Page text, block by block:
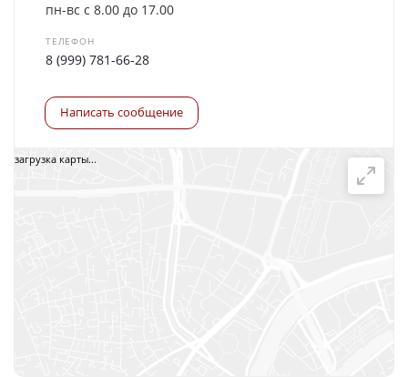
пн-вс с 8.00 до 17.00
ТЕЛЕФОН
8 (999) 781-66-28
Написать сообщение
загрузка карты...